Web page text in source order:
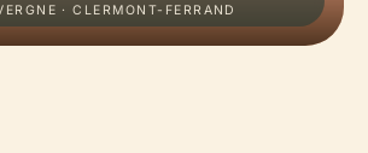
· CLERMONT-FERRAND